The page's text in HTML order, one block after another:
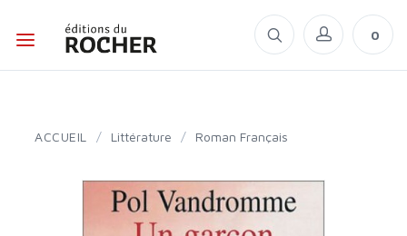
0
ACCUEIL / Littérature / Roman Français